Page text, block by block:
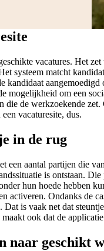
vacatures. Het
systeem matcht
kandidaat
mogelijkheid om een
die de werkzoekende
vacaturesite, dus.
in de rug
een aantal partijen die
is ontstaan.
hun hoede hebben
activeren. Ondanks de
is vaak net dat
ook dat de
naar geschikt